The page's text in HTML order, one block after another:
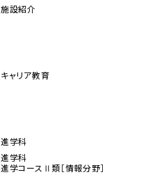
施設紹介
キャリア教育
進学科
進学科
進学コースⅡ類［情報分野］